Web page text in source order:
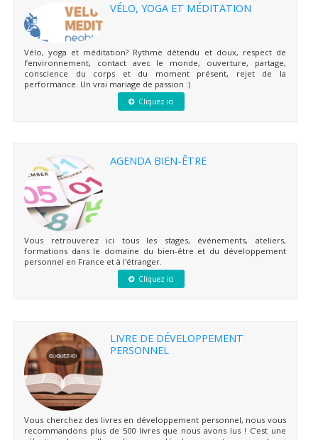
VÉLO, YOGA ET MÉDITATION
Vélo, yoga et méditation? Rythme détendu et doux, respect de
l’environnement, contact avec le monde, ouverture, partage,
conscience du corps et du moment présent, rejet de la
performance. Un vrai mariage de passion :)
Cliquez ici
AGENDA BIEN-ÊTRE
Vous retrouverez ici tous les stages, événements, ateliers,
formations dans le domaine du bien-être et du développement
personnel en France et à l'étranger.
Cliquez ici
LIVRE DE DÉVELOPPEMENT
PERSONNEL
Vous cherchez des livres en développement personnel, nous vous
recommandons plus de 500 livres que nous avons lus ! C'est une